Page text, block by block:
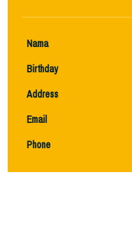
Nama
Birthday
Address
Email
Phone